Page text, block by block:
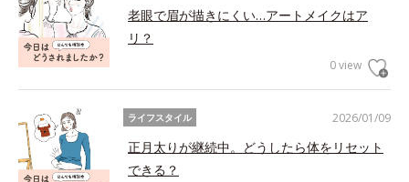
老眼で眉が描きにくい…アートメイクはア
リ？
0 view
2026/01/09
ライフスタイル
正月太りが継続中。どうしたら体をリセット
できる？